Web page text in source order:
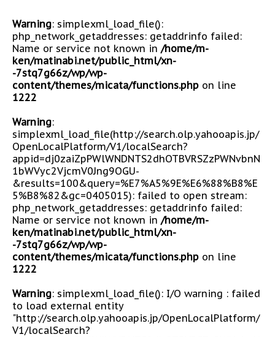
Warning: simplexml_load_file():
php_network_getaddresses: getaddrinfo failed:
Name or service not known in /home/m-
ken/matinabi.net/public_html/xn-
-7stq7g66z/wp/wp-
content/themes/micata/functions.php on line
1222
Warning:
simplexml_load_file(http://search.olp.yahooapis.jp/
OpenLocalPlatform/V1/localSearch?
appid=dj0zaiZpPWlWNDNTS2dhOTBVRSZzPWNvbnN
1bWVyc2VjcmV0Jng9OGU-
&results=100&query=%E7%A5%9E%E6%88%B8%E
5%B8%82&gc=0405015): failed to open stream:
php_network_getaddresses: getaddrinfo failed:
Name or service not known in /home/m-
ken/matinabi.net/public_html/xn-
-7stq7g66z/wp/wp-
content/themes/micata/functions.php on line
1222
Warning: simplexml_load_file(): I/O warning : failed
to load external entity
"http://search.olp.yahooapis.jp/OpenLocalPlatform/
V1/localSearch?